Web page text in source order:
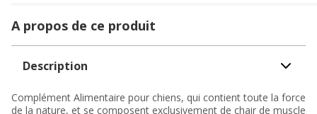
A propos de ce produit
Description
Complément Alimentaire pour chiens, qui contient toute la force
de la nature, et se composent exclusivement de chair de muscle